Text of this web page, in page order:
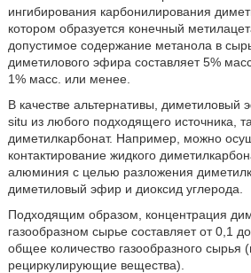
ингибирования карбонилирования
котором образуется конечный
допустимое содержание метанола в
диметилового эфира составляет 5%
1% масс. или менее.
В качестве альтернативы, диметиловый
situ из любого подходящего источника,
диметилкарбонат. Например, можно
контактирование жидкого
алюминия с целью разложения
диметиловый эфир и диоксид углерода.
Подходящим образом, концентрация
газообразном сырье составляет от 0,1
общее количество газообразного сырья
рециркулирующие вещества).